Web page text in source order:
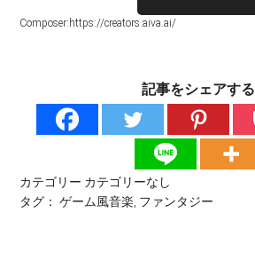
Composer:https://creators.aiva.ai/
記事をシェアする
カテゴリー カテゴリーなし
タグ：ゲーム風音楽, ファンタジー